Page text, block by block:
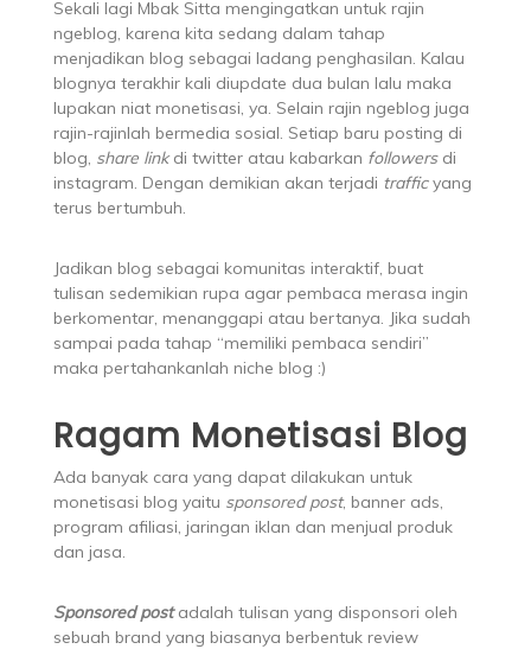
Sekali lagi Mbak Sitta mengingatkan untuk rajin
ngeblog, karena kita sedang dalam tahap
menjadikan blog sebagai ladang penghasilan. Kalau
blognya terakhir kali diupdate dua bulan lalu maka
lupakan niat monetisasi, ya. Selain rajin ngeblog juga
rajin-rajinlah bermedia sosial. Setiap baru posting di
blog, share linkdi twitter atau kabarkan followers di
instagram. Dengan demikian akan terjadi trafficyang
terus bertumbuh.
Jadikan blog sebagai komunitas interaktif, buat
tulisan sedemikian rupa agar pembaca merasa ingin
berkomentar, menanggapi atau bertanya. Jika sudah
sampai pada tahap “memiliki pembaca sendiri”
maka pertahankanlah niche blog :)
Ragam Monetisasi Blog
Ada banyak cara yang dapat dilakukan untuk
monetisasi blog yaitu sponsored post, banner ads,
program afiliasi, jaringan iklan dan menjual produk
dan jasa.
Sponsored postadalah tulisan yang disponsori oleh
sebuah brand yang biasanya berbentuk review